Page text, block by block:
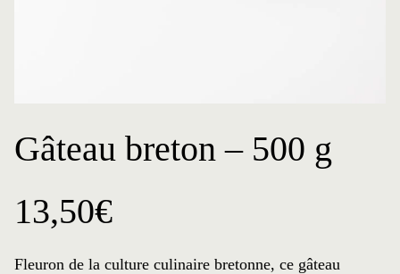
Gâteau breton – 500 g
13,50€
Fleuron de la culture culinaire bretonne, ce gâteau